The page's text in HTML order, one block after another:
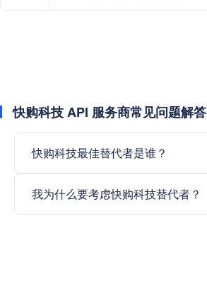
快购科技 API 服务商常见问题解答
快购科技最佳替代者是谁？
我为什么要考虑快购科技替代者？